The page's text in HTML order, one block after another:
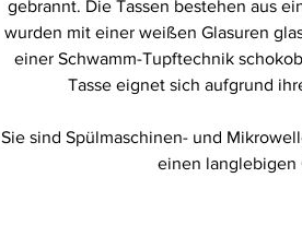
gebrannt. Die Tassen bestehen aus
wurden mit einer weißen Glasuren
einer Schwamm-Tupftechnik
Tasse eignet sich aufgrund
Sie sind Spülmaschinen- und
einen langlebigen